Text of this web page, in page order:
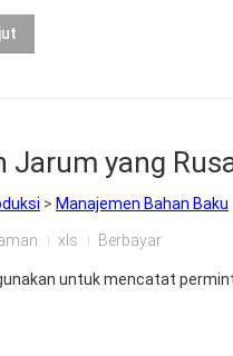
Jarum yang
> Manajemen Bahan Baku
xls Berbayar
untuk mencatat